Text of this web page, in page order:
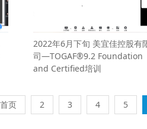
2022年6月下旬 美宜佳控股有
司—TOGAF®9.2 Foundation
and Certified培训
首页 2 3 4 5